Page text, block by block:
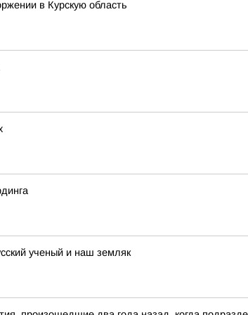
в Курскую область
ученый и наш земляк